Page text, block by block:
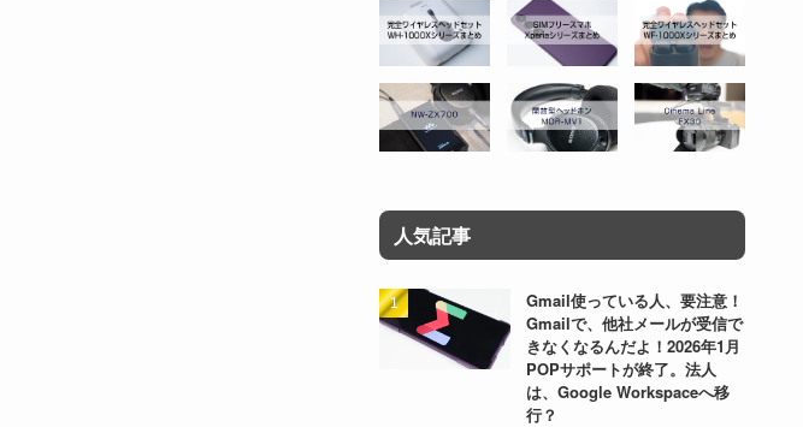
人気記事
Gmail使っている人、要注意！
Gmailで、他社メールが受信で
きなくなるんだよ！2026年1月
POPサポートが終了。法人
は、Google Workspaceへ移
行？